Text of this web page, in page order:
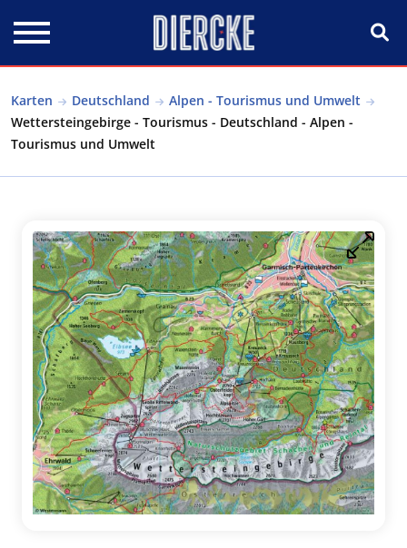
Karten Deutschland
Alpen - Tourismus und Umwelt
Wettersteingebirge - Tourismus - Deutschland - Alpen -
Tourismus und Umwelt